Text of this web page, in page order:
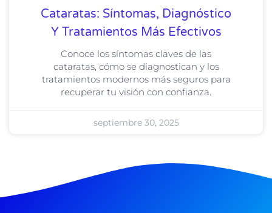
Cataratas: Síntomas, Diagnóstico
Y Tratamientos Más Efectivos
Conoce los síntomas claves de las
cataratas, cómo se diagnostican y los
tratamientos modernos más seguros para
recuperar tu visión con confianza.
septiembre 30, 2025